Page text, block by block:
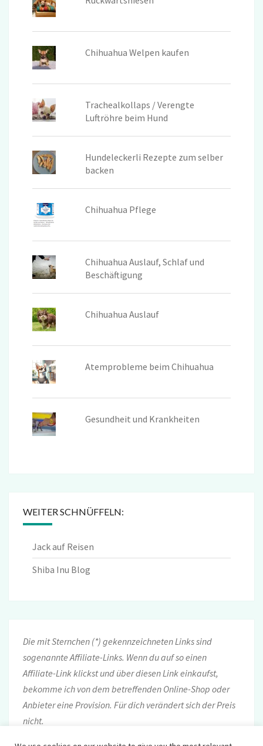
Chihuahua Welpen kaufen
Trachealkollaps / Verengte
Luftröhre beim Hund
Hundeleckerli Rezepte zum selber
backen
Chihuahua Pflege
Chihuahua Auslauf, Schlaf und
Beschäftigung
Chihuahua Auslauf
Atemprobleme beim Chihuahua
Gesundheit und Krankheiten
WEITER SCHNÜFFELN:
Jack auf Reisen
Shiba Inu Blog
Die mit Sternchen (*) gekennzeichneten Links sind
sogenannte Affiliate-Links. Wenn du auf so einen
Affiliate-Link klickst und über diesen Link einkaufst,
bekomme ich von dem betreffenden Online-Shop oder
Anbieter eine Provision. Für dich verändert sich der Preis
nicht.